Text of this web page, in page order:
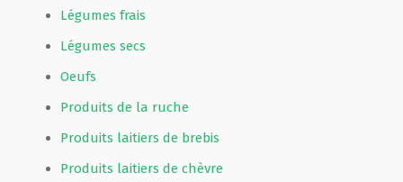
Légumes frais
Légumes secs
Oeufs
Produits de la ruche
Produits laitiers de brebis
Produits laitiers de chèvre